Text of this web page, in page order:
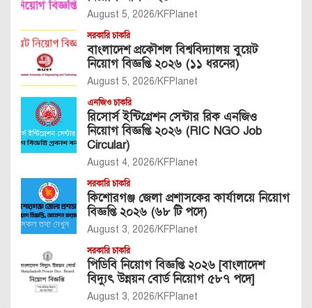
August 5, 2026 KFPlanet
সরকারি চাকরি
বাংলাদেশ প্রকৌশল বিশ্ববিদ্যালয় বুয়েট
নিয়োগ বিজ্ঞপ্তি ২০২৬ (১১ ধরনের)
August 5, 2026 KFPlanet
এনজিও চাকরি
রিসোর্স ইন্টিগ্রেশন সেন্টার রিক এনজিও
নিয়োগ বিজ্ঞপ্তি ২০২৬ (RIC NGO Job
Circular)
August 4, 2026 KFPlanet
সরকারি চাকরি
কিশোরগঞ্জ জেলা প্রশাসকের কার্যালয়ে নিয়োগ
বিজ্ঞপ্তি ২০২৬ (৬৮ টি পদে)
August 3, 2026 KFPlanet
সরকারি চাকরি
পিডিবি নিয়োগ বিজ্ঞপ্তি ২০২৬ [বাংলাদেশ
বিদ্যুৎ উন্নয়ন বোর্ড নিয়োগ ৫৮৭ পদে]
August 3, 2026 KFPlanet